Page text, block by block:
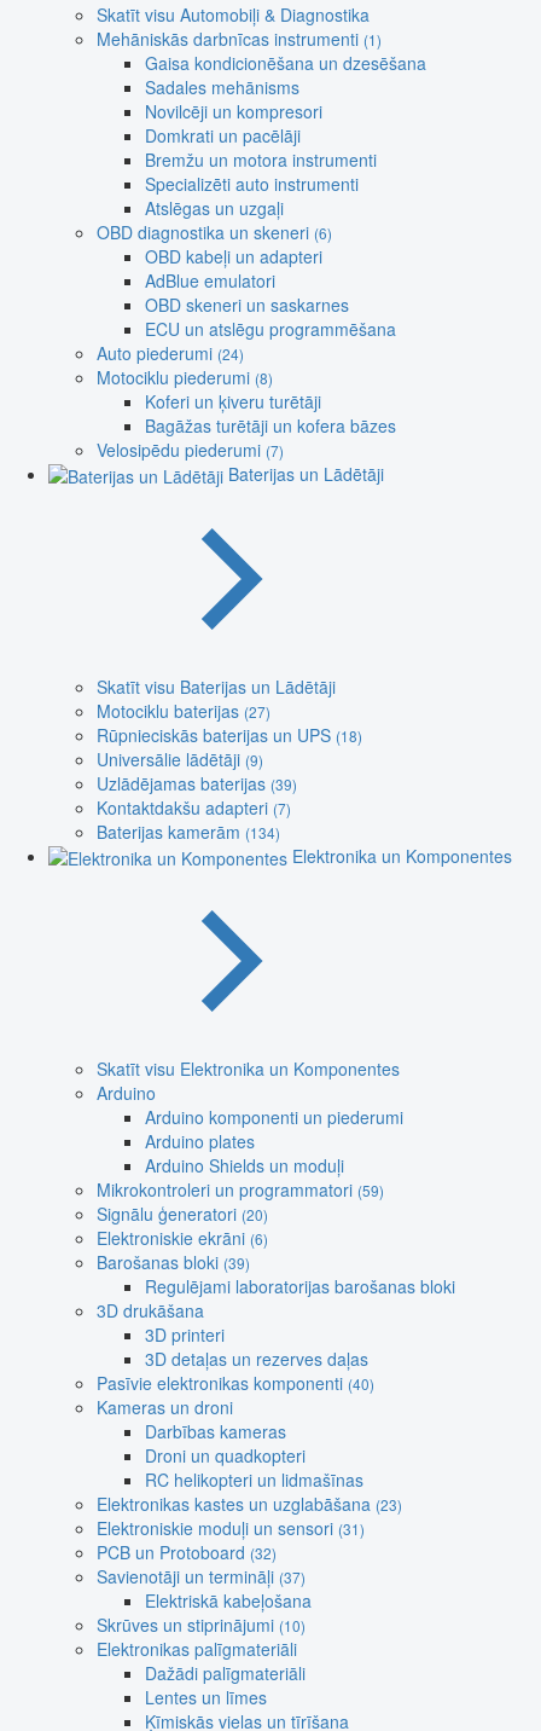
Skatīt visu Automobiļi & Diagnostika
Mehāniskās darbnīcas instrumenti (1)
Gaisa kondicionēšana un dzesēšana
Sadales mehānisms
Novilcēji un kompresori
Domkrati un pacēlāji
Bremžu un motora instrumenti
Specializēti auto instrumenti
Atslēgas un uzgaļi
OBD diagnostika un skeneri (6)
OBD kabeļi un adapteri
AdBlue emulatori
OBD skeneri un saskarnes
ECU un atslēgu programmēšana
Auto piederumi (24)
Motociklu piederumi (8)
Koferi un ķiveru turētāji
Bagāžas turētāji un kofera bāzes
Velosipēdu piederumi (7)
Baterijas un Lādētāji
Skatīt visu Baterijas un Lādētāji
Motociklu baterijas (27)
Rūpnieciskās baterijas un UPS (18)
Universālie lādētāji (9)
Uzlādējamas baterijas (39)
Kontaktdakšu adapteri (7)
Baterijas kamerām (134)
Elektronika un Komponentes
Skatīt visu Elektronika un Komponentes
Arduino
Arduino komponenti un piederumi
Arduino plates
Arduino Shields un moduļi
Mikrokontroleri un programmatori (59)
Signālu ģeneratori (20)
Elektroniskie ekrāni (6)
Barošanas bloki (39)
Regulējami laboratorijas barošanas bloki
3D drukāšana
3D printeri
3D detaļas un rezerves daļas
Pasīvie elektronikas komponenti (40)
Kameras un droni
Darbības kameras
Droni un quadkopteri
RC helikopteri un lidmašīnas
Elektronikas kastes un uzglabāšana (23)
Elektroniskie moduļi un sensori (31)
PCB un Protoboard (32)
Savienotāji un termināļi (37)
Elektriskā kabeļošana
Skrūves un stiprinājumi (10)
Elektronikas palīgmateriāli
Dažādi palīgmateriāli
Lentes un līmes
Ķīmiskās vielas un tīrīšana